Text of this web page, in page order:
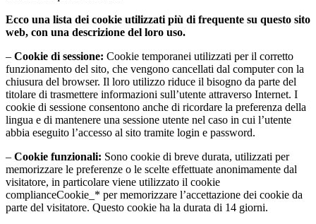
Ecco una lista dei cookie utilizzati più di frequente su questo sito
web, con una descrizione del loro uso.
– Cookie di sessione: Cookie temporanei utilizzati per il corretto
funzionamento del sito, che vengono cancellati dal computer con la
chiusura del browser. Il loro utilizzo riduce il bisogno da parte del
titolare di trasmettere informazioni sull’utente attraverso Internet. I
cookie di sessione consentono anche di ricordare la preferenza della
lingua e di mantenere una sessione utente nel caso in cui l’utente
abbia eseguito l’accesso al sito tramite login e password.
– Cookie funzionali: Sono cookie di breve durata, utilizzati per
memorizzare le preferenze o le scelte effettuate anonimamente dal
visitatore, in particolare viene utilizzato il cookie
complianceCookie_* per memorizzare l’accettazione dei cookie da
parte del visitatore. Questo cookie ha la durata di 14 giorni.